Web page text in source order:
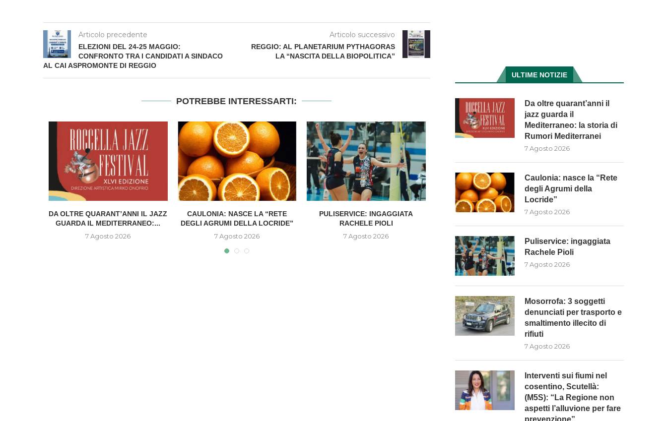
Articolo precedente
ELEZIONI DEL 24-25 MAGGIO:
CONFRONTO TRA I CANDIDATI A SINDACO
AL CAI ASPROMONTE DI REGGIO
Articolo successivo
REGGIO: AL PLANETARIUM PYTHAGORAS
LA “NASCITA DELLA BIOPOLITICA”
POTREBBE INTERESSARTI:
DA OLTRE QUARANT’ANNI IL JAZZ
GUARDA IL MEDITERRANEO:...
7 Agosto 2026
CAULONIA: NASCE LA “RETE
DEGLI AGRUMI DELLA LOCRIDE”
7 Agosto 2026
PULISERVICE: INGAGGIATA
RACHELE PIOLI
7 Agosto 2026
MOSORROFA: 3 SOGGETTI
7 Agosto 2026
7 Agosto 2026
ULTIME NOTIZIE
Da oltre quarant’anni il
jazz guarda il
Mediterraneo: la storia di
Rumori Mediterranei
7 Agosto 2026
Caulonia: nasce la “Rete
degli Agrumi della
Locride”
7 Agosto 2026
Puliservice: ingaggiata
Rachele Pioli
7 Agosto 2026
Mosorrofa: 3 soggetti
denunciati per trasporto e
smaltimento illecito di
rifiuti
7 Agosto 2026
Interventi sui fiumi nel
cosentino, Scutellà:
(M5S): “La Regione non
aspetti l’alluvione per fare
prevenzione”